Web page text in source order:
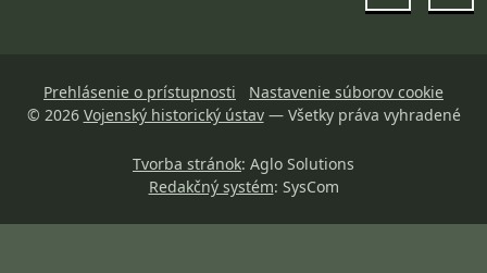
Prehlásenie o prístupnosti
Nastavenie súborov cookie
© 2026 Vojenský historický ústav— Všetky práva vyhradené
Tvorba stránok: Aglo Solutions
Redakčný systém: SysCom